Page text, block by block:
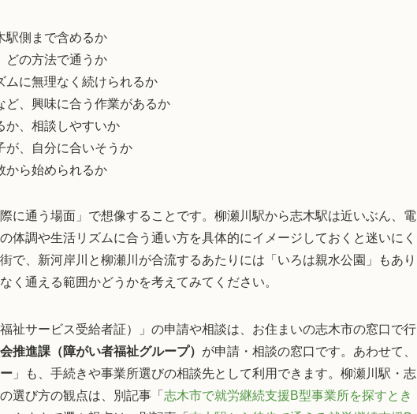
駅側まで含めるか
どの方法で通うか
ムに無理なく続けられるか
ど、興味に合う作業があるか
か、相談しやすいか
が、自分に合いそうか
から始められるか
に通う場面」で想像することです。柳瀬川駅から志木駅は近いぶん、電
体調や生活リズムに合う通い方を具体的にイメージしておくと迷いにく
で、新河岸川と柳瀬川が合流するあたりには「いろは親水公園」もあり
く通える範囲かどうかを考えてみてください。
祉サービス受給者証）」の申請や相談は、お住まいの志木市の窓口で行
推進課（障がい者福祉グループ） が申請・相談の窓口です。あわせて、
」も、手続きや事業所選びの相談先として利用できます。柳瀬川駅・志
選び方の観点は、別記事「 志木市で就労継続支援B型事業所を探すとき